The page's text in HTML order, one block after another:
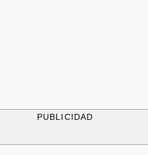
PUBLICIDAD